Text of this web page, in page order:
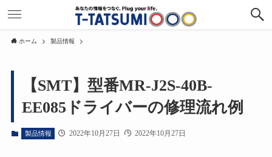
ホーム 製品情報
【SMT】型番MR‐J2S‐40B‐
EE085ドライバーの修理流れ例
製品情報 2022年10月27日 2022年10月27日